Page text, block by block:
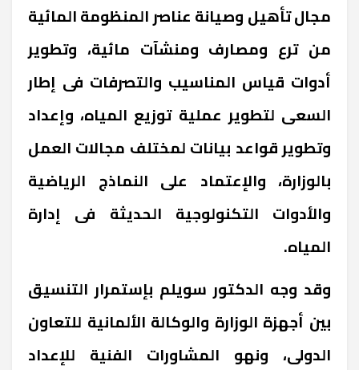
مجال تأهيل وصيانة عناصر المنظومة المائية
من ترع ومصارف ومنشآت مائية، وتطوير
أدوات قياس المناسيب والتصرفات فى إطار
السعى لتطوير عملية توزيع المياه، وإعداد
وتطوير قواعد بيانات لمختلف مجالات العمل
بالوزارة، والإعتماد على النماذج الرياضية
والأدوات التكنولوجية الحديثة فى إدارة
المياه.
وقد وجه الدكتور سويلم بإستمرار التنسيق
بين أجهزة الوزارة والوكالة الألمانية للتعاون
الدولى، ونهو المشاورات الفنية للإعداد